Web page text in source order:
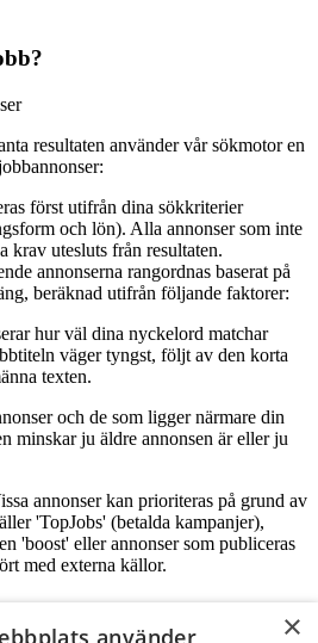
resultaten använder vår sökmotor en
först utifrån dina sökkriterier
och lön). Alla annonser som inte
krav utesluts från resultaten.
annonserna rangordnas baserat på
beräknad utifrån följande faktorer:
hur väl dina nyckelord matchar
väger tyngst, följt av den korta
texten.
och de som ligger närmare din
minskar ju äldre annonsen är eller ju
annonser kan prioriteras på grund av
'TopJobs' (betalda kampanjer),
'boost' eller annonser som publiceras
med externa källor.
×
använder